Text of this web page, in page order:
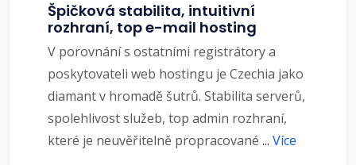
Špičková stabilita, intuitivní
rozhraní, top e-mail hosting
V porovnání s ostatními registrátory a
poskytovateli web hostingu je Czechia jako
diamant v hromadě šutrů. Stabilita serverů,
spolehlivost služeb, top admin rozhraní,
které je neuvěřitelně propracované ... Více